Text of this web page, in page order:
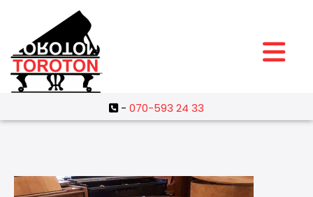
- 070-593 24 33